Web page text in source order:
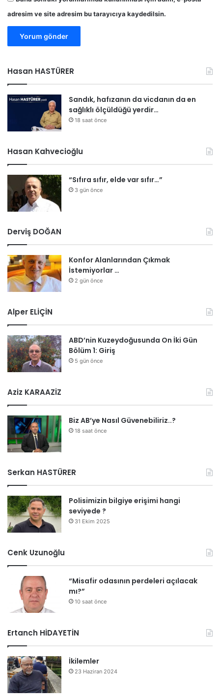
s
adresim ve site adresim bu tarayıcıya kaydedilsin.
Hasan HASTÜRER
Sandık, hafızanın da vicdanın da en
sağlıklı ölçüldüğü yerdir…
18 saat önce
Hasan Kahvecioğlu
“Sıfıra sıfır, elde var sıfır…”
3 gün önce
Derviş DOĞAN
Konfor Alanlarından Çıkmak
İstemiyorlar …
2 gün önce
Alper ELİÇİN
ABD’nin Kuzeydoğusunda On İki Gün
Bölüm 1: Giriş
5 gün önce
Aziz KARAAZİZ
Biz AB’ye Nasıl Güvenebiliriz..?
18 saat önce
Serkan HASTÜRER
Polisimizin bilgiye erişimi hangi
seviyede ?
31 Ekim 2025
Cenk Uzunoğlu
“Misafir odasının perdeleri açılacak
mı?”
10 saat önce
Ertanch HİDAYETİN
İkilemler
23 Haziran 2024